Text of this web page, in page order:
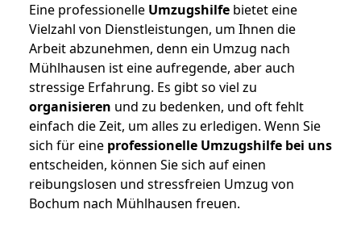
Eine professionelle Umzugshilfe bietet eine
Vielzahl von Dienstleistungen, um Ihnen die
Arbeit abzunehmen, denn ein Umzug nach
Mühlhausen ist eine aufregende, aber auch
stressige Erfahrung. Es gibt so viel zu
organisieren und zu bedenken, und oft fehlt
einfach die Zeit, um alles zu erledigen. Wenn Sie
sich für eine professionelle Umzugshilfe bei uns
entscheiden, können Sie sich auf einen
reibungslosen und stressfreien Umzug von
Bochum nach Mühlhausen freuen.